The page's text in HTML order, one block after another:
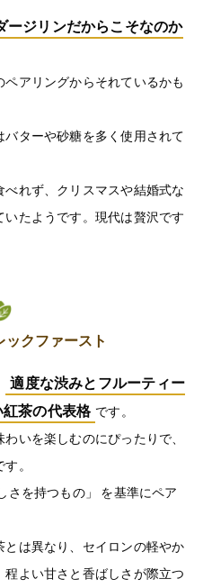
ージリンだからこそなのか
アリングからそれているかも
ターや砂糖を多く使用されて
れず、クリスマスや結婚式な
たようです。現代は贅沢です
クファースト
適度な渋みとフルーティー
茶の代表格 です。
いを楽しむのにぴったりで、
。
さを持つもの」 を基準にペア
は異なり、セイロンの軽やか
よい甘さと香ばしさが際立つ